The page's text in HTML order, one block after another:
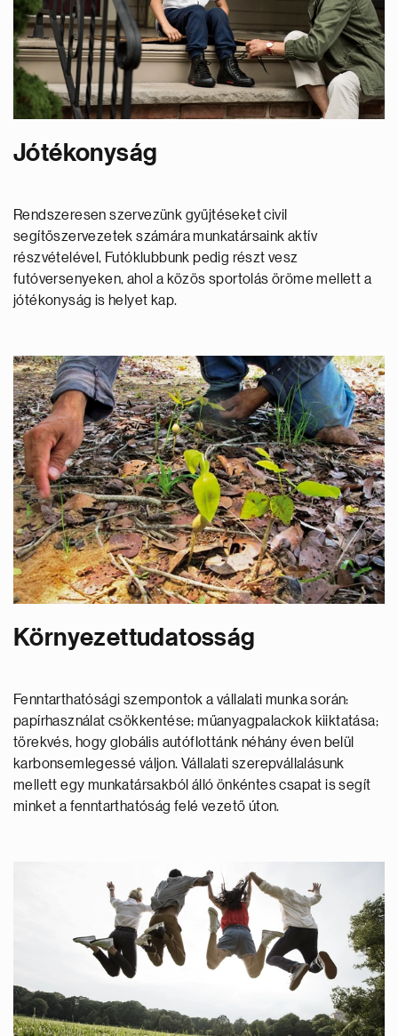
Jótékonyság
Rendszeresen szervezünk gyűjtéseket civil
segítőszervezetek számára munkatársaink aktív
részvételével, Futóklubbunk pedig részt vesz
futóversenyeken, ahol a közös sportolás öröme mellett a
jótékonyság is helyet kap.
Környezettudatosság
Fenntarthatósági szempontok a vállalati munka során:
papírhasználat csökkentése; műanyagpalackok kiiktatása;
törekvés, hogy globális autóflottánk néhány éven belül
karbonsemlegessé váljon. Vállalati szerepvállalásunk
mellett egy munkatársakból álló önkéntes csapat is segít
minket a fenntarthatóság felé vezető úton.